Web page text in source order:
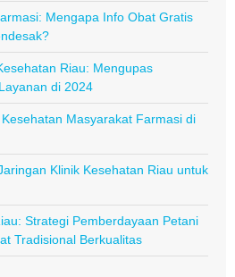
Mengapa Info Obat Gratis
Riau: Mengupas
di 2024
Masyarakat Farmasi di
Klinik Kesehatan Riau untuk
Strategi Pemberdayaan Petani
Tradisional Berkualitas